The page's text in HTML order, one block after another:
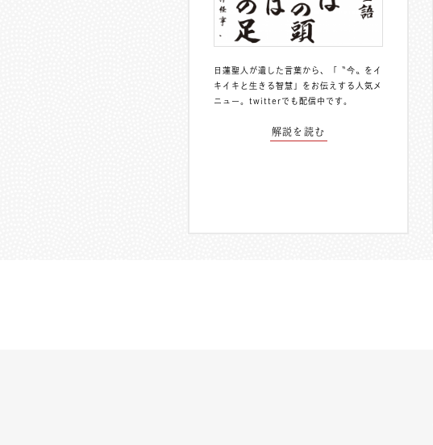
日蓮聖人が遺した言葉から、「〝今〟をイ
キイキと生きる智慧」をお伝えする人気メ
ニュー。 twitterでも配信中 です。
解説を読む